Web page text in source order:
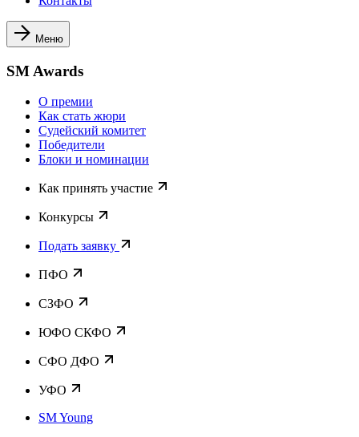
Меню
SM Awards
О премии
Как стать жюри
Судейский комитет
Победители
Блоки и номинации
Как принять участие
Конкурсы
Подать заявку
ПФО
СЗФО
ЮФО СКФО
CФО ДФО
УФО
SM Young